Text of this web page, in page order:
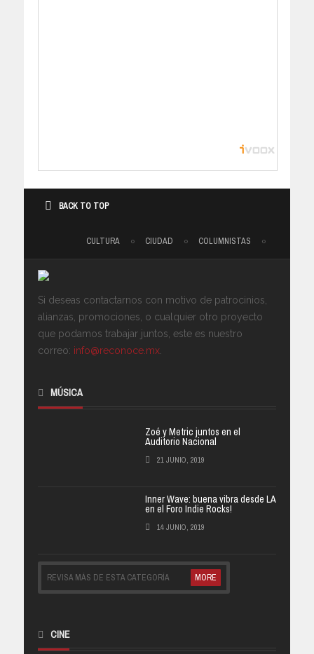
BACK TO TOP
CULTURA CIUDAD COLUMNISTAS
Si deseas contactarnos con motivo de patrocinios,
alianzas, promociones, o cualquier otro proyecto
que podamos trabajar juntos, este es nuestro
correo: info@reconoce.mx.
MÚSICA
Zoé y Metric juntos en el
Auditorio Nacional
21 JUNIO, 2019
Inner Wave: buena vibra desde LA
en el Foro Indie Rocks!
14 JUNIO, 2019
REVISA MÁS DE ESTA CATEGORÍA MORE
CINE